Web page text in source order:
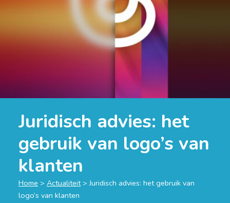
Juridisch advies: het
gebruik van logo’s van
klanten
Home > Actualiteit>Juridisch advies: het gebruik van
logo’s van klanten